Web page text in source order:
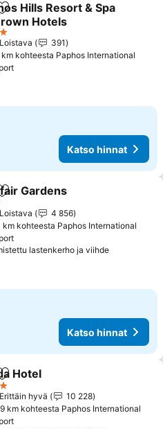
Lisää suosikkeihin
Hills Resort & Spa
Hotels
hinnat
Loistava
391
km kohteesta Paphos International
Katso hinnat
Lisää suosikkeihin
Gardens
Loistava
4 856
km kohteesta Paphos International
lastenkerho ja viihdeKatso
Katso hinnat
Lisää suosikkeihin
Hotel
Erittäin hyvä
10 228
km kohteesta Paphos International